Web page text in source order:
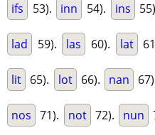
ifs 53). inn 54). ins
lad 59). las 60). lat
lit 65). lot 66). nan
nos 71). not 72). nun